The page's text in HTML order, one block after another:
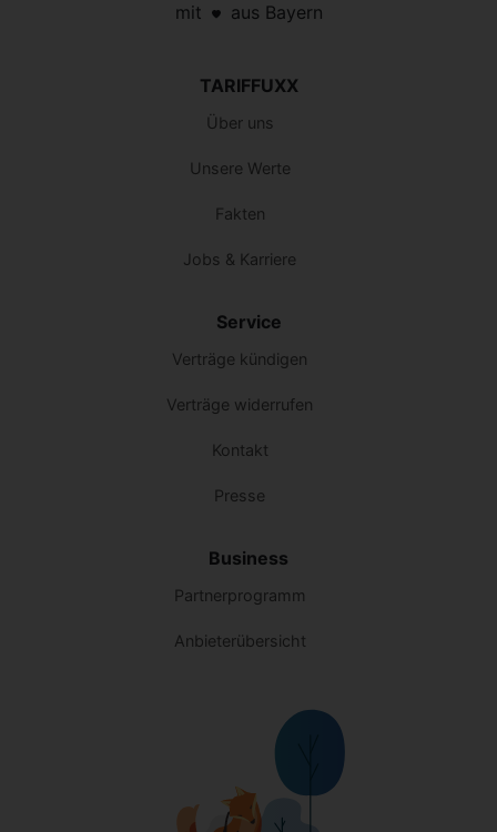
mit aus Bayern
TARIFFUXX
Über uns
Unsere Werte
Fakten
Jobs & Karriere
Service
Verträge kündigen
Verträge widerrufen
Kontakt
Presse
Business
Partnerprogramm
Anbieterübersicht